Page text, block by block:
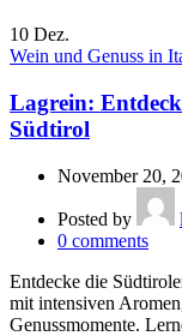
10 Dez.
Wein und Genuss in
Lagrein:
Südtirol
November 20,
Posted by
0 comments
Entdecke die
mit intensiven
Genussmomente.